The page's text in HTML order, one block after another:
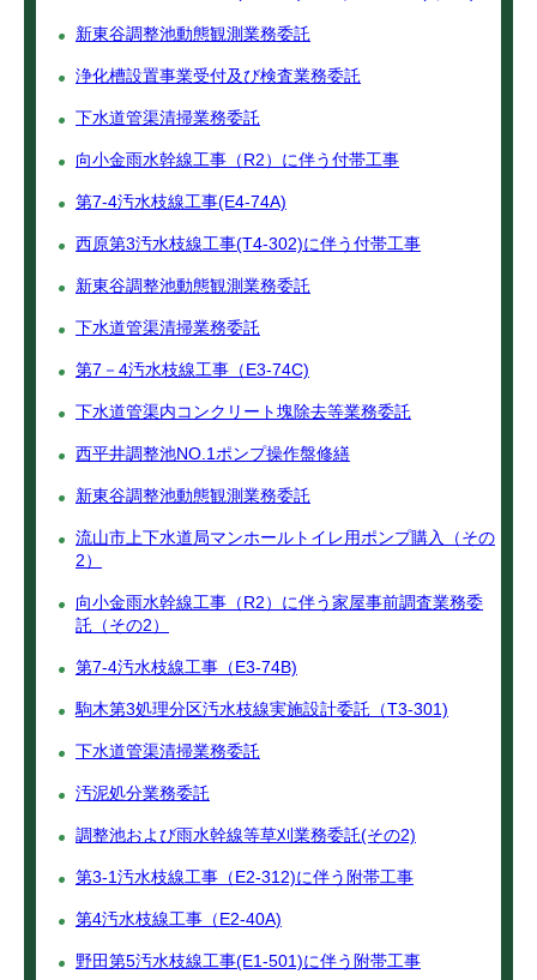
新東谷調整池動態観測業務委託
浄化槽設置事業受付及び検査業務委託
下水道管渠清掃業務委託
向小金雨水幹線工事（R2）に伴う付帯工事
第7-4汚水枝線工事(E4-74A)
西原第3汚水枝線工事(T4-302)に伴う付帯工事
新東谷調整池動態観測業務委託
下水道管渠清掃業務委託
第7－4汚水枝線工事（E3-74C)
下水道管渠内コンクリート塊除去等業務委託
西平井調整池NO.1ポンプ操作盤修繕
新東谷調整池動態観測業務委託
流山市上下水道局マンホールトイレ用ポンプ購入（その
2）
向小金雨水幹線工事（R2）に伴う家屋事前調査業務委
託（その2）
第7-4汚水枝線工事（E3-74B)
駒木第3処理分区汚水枝線実施設計委託（T3-301)
下水道管渠清掃業務委託
汚泥処分業務委託
調整池および雨水幹線等草刈業務委託(その2)
第3-1汚水枝線工事（E2-312)に伴う附帯工事
第4汚水枝線工事（E2-40A)
野田第5汚水枝線工事(E1-501)に伴う附帯工事